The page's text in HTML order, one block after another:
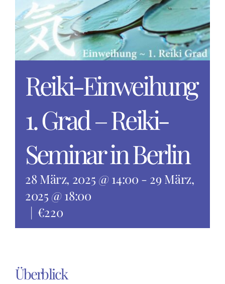
Kontakt
Jetzt buchen
Reiki-Einweihung
1. Grad – Reiki-
Seminar in Berlin
28 März, 2025 @ 14:00 - 29 März,
2025 @ 18:00
| €220
Überblick